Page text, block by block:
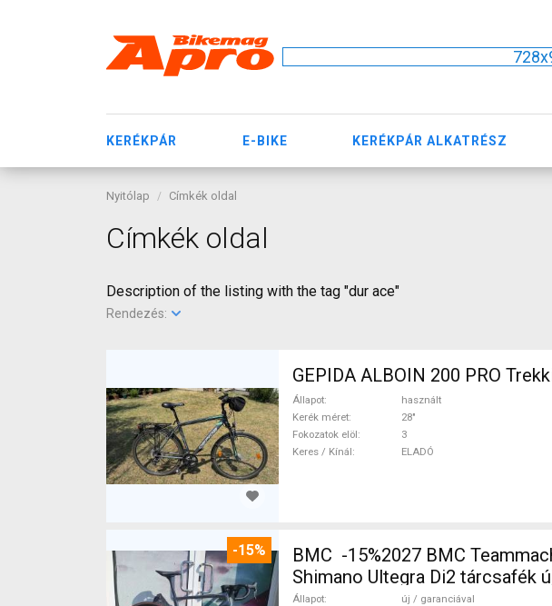
KERÉKPÁR E-BIKE KERÉKPÁR ALKATRÉSZ
Nyitólap Címkék oldal
Címkék oldal
Description of the listing with the tag "dur ace"
Rendezés:
GEPIDA ALBOIN 200 PRO
Állapot
használt
Kerék méret
28"
Fokozatok elöl
3
Keres / Kínál
ELADÓ
-15%
BMC -15%2027 BMC
Shimano Ultegra Di2 tárcsafék
Állapot
új / garanciával